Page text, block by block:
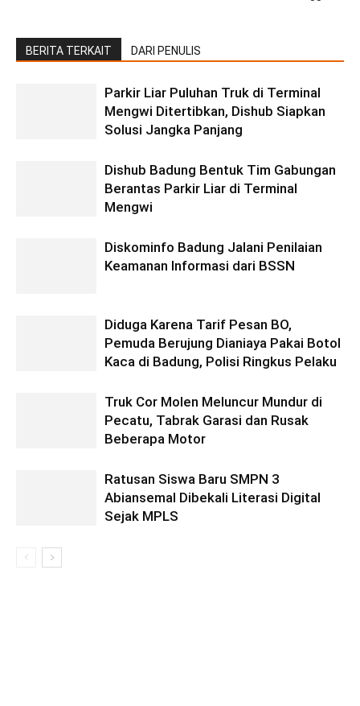
BERITA TERKAIT DARI PENULIS
Parkir Liar Puluhan Truk di Terminal
Mengwi Ditertibkan, Dishub Siapkan
Solusi Jangka Panjang
Dishub Badung Bentuk Tim Gabungan
Berantas Parkir Liar di Terminal
Mengwi
Diskominfo Badung Jalani Penilaian
Keamanan Informasi dari BSSN
Diduga Karena Tarif Pesan BO,
Pemuda Berujung Dianiaya Pakai Botol
Kaca di Badung, Polisi Ringkus Pelaku
Truk Cor Molen Meluncur Mundur di
Pecatu, Tabrak Garasi dan Rusak
Beberapa Motor
Ratusan Siswa Baru SMPN 3
Abiansemal Dibekali Literasi Digital
Sejak MPLS